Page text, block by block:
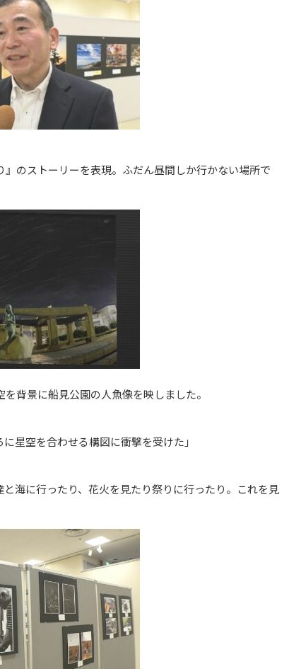
のストーリーを表現。ふだん昼間しか行かない場所で
背景に船見公園の人魚像を映しました。
星空を合わせる構図に衝撃を受けた」
海に行ったり、花火を見たり祭りに行ったり。これを見